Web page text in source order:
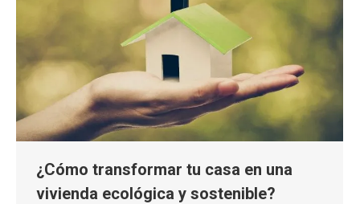
¿Cómo transformar tu casa en una
vivienda ecológica y sostenible?